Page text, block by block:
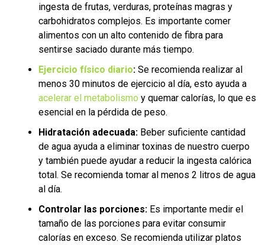
ingesta de frutas, verduras, proteínas magras y
carbohidratos complejos. Es importante comer
alimentos con un alto contenido de fibra para
sentirse saciado durante más tiempo.
Ejercicio físico diario: Se recomienda realizar al
menos 30 minutos de ejercicio al día, esto ayuda a
acelerar el metabolismo y quemar calorías, lo que es
esencial en la pérdida de peso.
Hidratación adecuada: Beber suficiente cantidad
de agua ayuda a eliminar toxinas de nuestro cuerpo
y también puede ayudar a reducir la ingesta calórica
total. Se recomienda tomar al menos 2 litros de agua
al día.
Controlar las porciones: Es importante medir el
tamaño de las porciones para evitar consumir
calorías en exceso. Se recomienda utilizar platos